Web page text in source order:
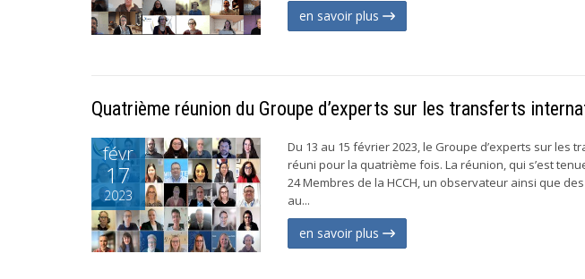
en savoir plus
Quatrième réunion du Groupe d’experts sur les transferts
févr
17
2023
Du 13 au 15 février 2023, le Groupe d’experts sur les
réuni pour la quatrième fois. La réunion, qui s’est
24 Membres de la HCCH, un observateur ainsi que
au...
en savoir plus